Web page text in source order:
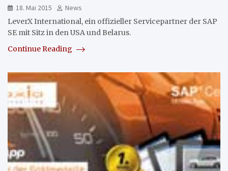
18. Mai 2015
News
LeverX International, ein offizieller Servicepartner der SAP
SE mit Sitz in den USA und Belarus.
Continue Reading